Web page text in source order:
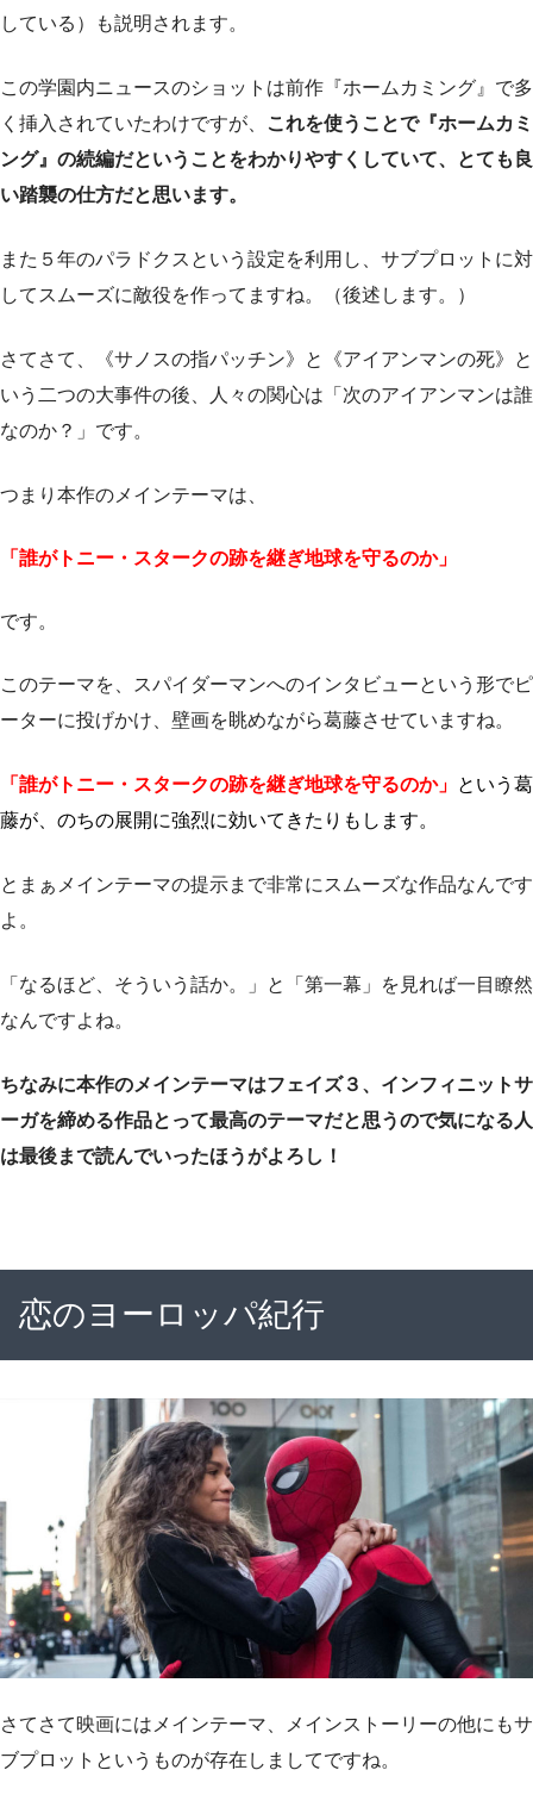
している）も説明されます。
この学園内ニュースのショットは前作『ホームカミング』で多
く挿入されていたわけですが、
これを使うことで『ホームカミ
ング』の続編だということをわかりやすくしていて、とても良
い踏襲の仕方だと思います。
また５年のパラドクスという設定を利用し、サブプロットに対
してスムーズに敵役を作ってますね。（後述します。）
さてさて、《サノスの指パッチン》と《アイアンマンの死》と
いう二つの大事件の後、人々の関心は「次のアイアンマンは誰
なのか？」です。
つまり本作のメインテーマは、
「誰がトニー・スタークの跡を継ぎ地球を守るのか」
です。
このテーマを、スパイダーマンへのインタビューという形でピ
ーターに投げかけ、壁画を眺めながら葛藤させていますね。
「誰がトニー・スタークの跡を継ぎ地球を守るのか」 という葛
藤が、のちの展開に強烈に効いてきたりもします。
とまぁメインテーマの提示まで非常にスムーズな作品なんです
よ。
「なるほど、そういう話か。」と「第一幕」を見れば一目瞭然
なんですよね。
ちなみに本作のメインテーマはフェイズ３、インフィニットサ
ーガを締める作品とって最高のテーマだと思うので気になる人
は最後まで読んでいったほうがよろし！
恋のヨーロッパ紀行
さてさて映画にはメインテーマ、メインストーリーの他にもサ
ブプロットというものが存在しましてですね。